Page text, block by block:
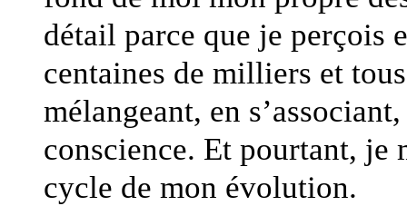
détail parce que je perçois
centaines de milliers et
mélangeant, en
conscience. Et pourtant, je
cycle de mon évolution.